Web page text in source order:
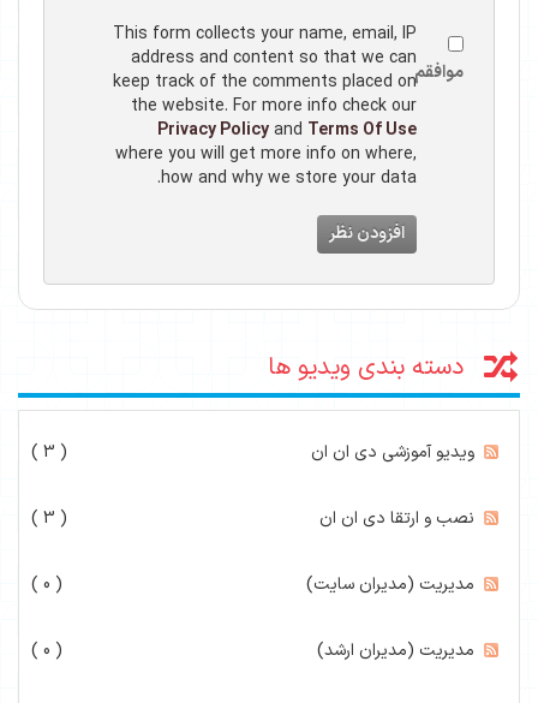
موافقم
This form collects your name, email, IP
address and content so that we can
keep track of the comments placed on
the website. For more info check our
Privacy Policyand Terms Of Use
where you will get more info on where,
how and why we store your data.
افزودن نظر
دسته بندی ویدیو ها
ویدیو آموزشی دی ان ان ( 3 )
نصب و ارتقا دی ان ان ( 3 )
مدیریت (مدیران سایت) ( 0 )
مدیریت (مدیران ارشد) ( 0 )